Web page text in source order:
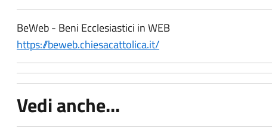
BeWeb - Beni Ecclesiastici in WEB
https://beweb.chiesacattolica.it/
Vedi anche...